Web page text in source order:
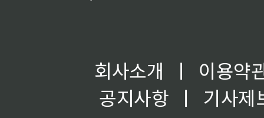
회사소개 ㅣ
이용약
공지사항
ㅣ
기사제